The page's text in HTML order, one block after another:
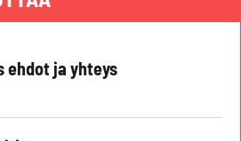
ja yhteys